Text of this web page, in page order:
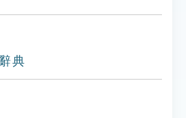
典